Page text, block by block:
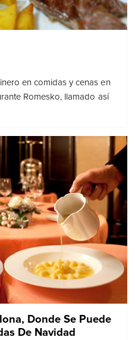
en comidas y cenas en
Romesko, llamado así
Donde Se Puede
De Navidad